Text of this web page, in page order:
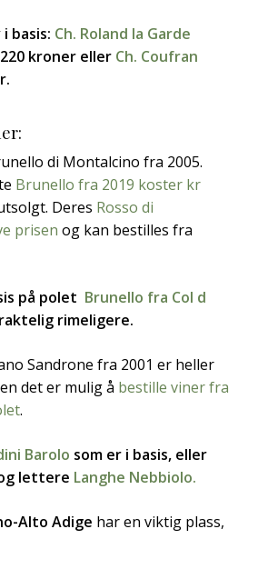
basis: Ch. Roland la Garde
kroner eller Ch. Coufran
di Montalcino fra 2005.
Brunello fra 2019 koster kr
Deres Rosso di
prisen og kan bestilles fra
på polet Brunello fra Col d
rimeligere.
Sandrone fra 2001 er heller
det er mulig å bestille viner fra
.
Barolo som er i basis, eller
lettere Langhe Nebbiolo.
Alto Adige har en viktig plass,